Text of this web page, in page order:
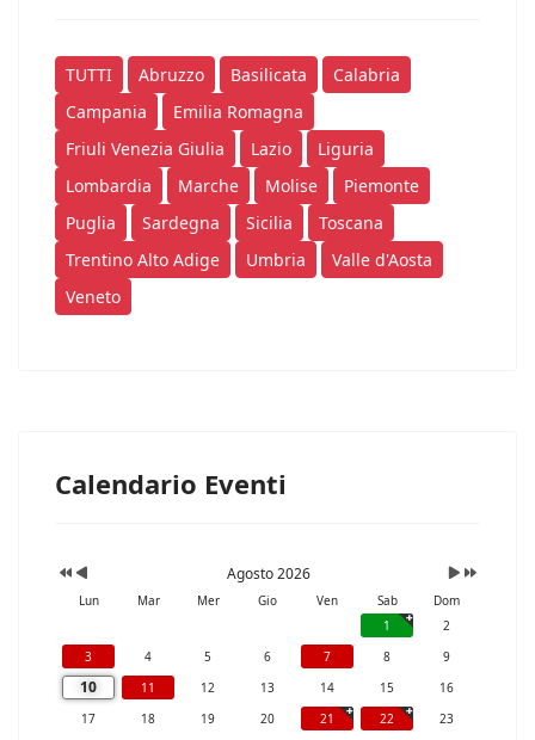
TUTTI Abruzzo Basilicata
Calabria
Campania
Emilia Romagna
Friuli Venezia Giulia
Lazio
Liguria
Lombardia
Marche Molise
Piemonte
Puglia
Sardegna Sicilia
Toscana
Trentino Alto Adige
Umbria
Valle d'Aosta
Veneto
Calendario Eventi
Agosto 2026
Lun Mar Mer Gio Ven Sab
Dom
1
2
3
4 5 6 7 8 9
10 11 12 13 14 15
16
17
18 19 20 21 22
23